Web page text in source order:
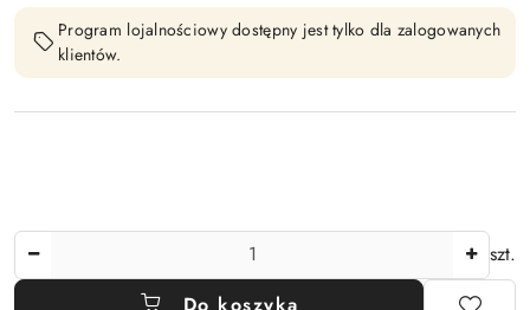
Program lojalnościowy dostępny jest tylko dla zalogowanych
klientów.
szt.
Do koszyka